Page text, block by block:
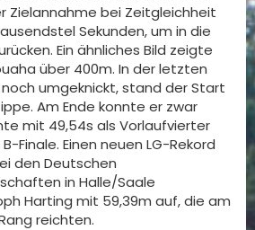
Zielannahme bei Zeitgleichheit
Sekunden, um in die
Ein ähnliches Bild zeigte
über 400m. In der letzten
umgeknickt, stand der Start
Am Ende konnte er zwar
mit 49,54s als Vorlaufvierter
Finale. Einen neuen LG-Rekord
den Deutschen
in Halle/Saale
Harting mit 59,39m auf, die am
reichten.